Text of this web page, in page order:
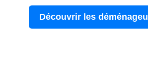
Découvrir les